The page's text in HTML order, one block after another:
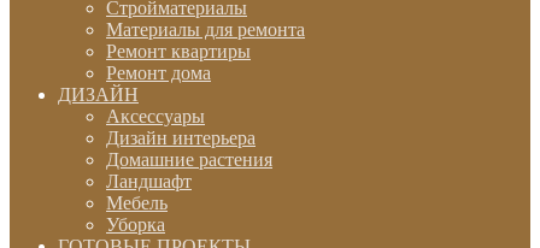
Стройматериалы
Материалы для ремонта
Ремонт квартиры
Ремонт дома
ДИЗАЙН
Аксессуары
Дизайн интерьера
Домашние растения
Ландшафт
Мебель
Уборка